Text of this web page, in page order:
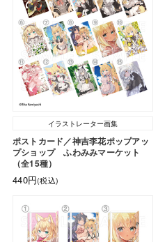
イラストレーター画集
ポストカード／神吉李花ポップアッ
プショップ ふわみみマーケット
（全15種）
440円(税込)